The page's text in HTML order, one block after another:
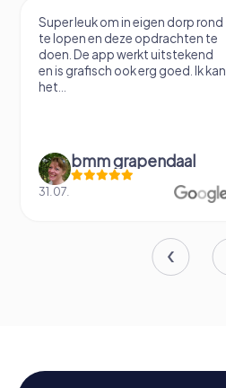
Super leuk om in eigen dorp rond
te lopen en deze opdrachten te
doen. De app werkt uitstekend
en is grafisch ook erg goed. Ik kan
het...
bmm grapendaal
31.07.